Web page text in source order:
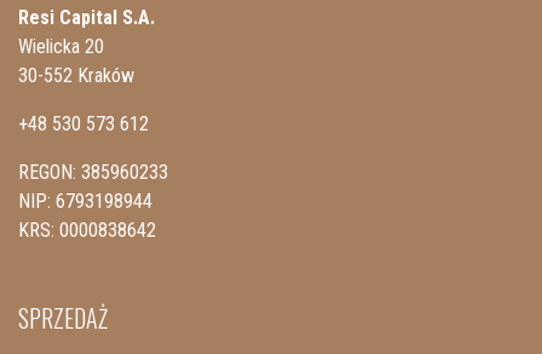
Resi Capital S.A.
Wielicka 20
30-552 Kraków
+48 530 573 612
REGON: 385960233
NIP: 6793198944
KRS: 0000838642
SPRZEDAŻ